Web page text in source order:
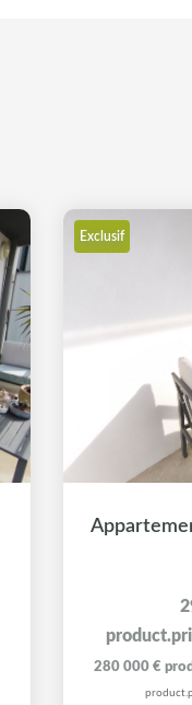
Exclusif
280 000 €